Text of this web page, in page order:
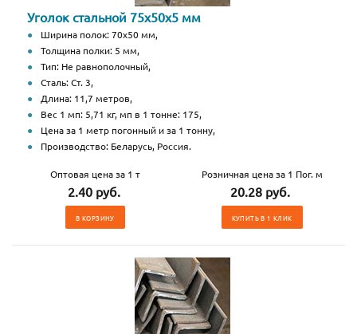
Уголок стальной 75х50х5 мм
Ширина полок: 70х50 мм,
Толщина полки: 5 мм,
Тип: Не равнополочный,
Сталь: Ст. 3,
Длина: 11,7 метров,
Вес 1 мп: 5,71 кг, мп в 1 тонне: 175,
Цена за 1 метр погонный и за 1 тонну,
Производство: Беларусь, Россия.
Оптовая цена за 1 т
2.40 руб.
В КОРЗИНУ
Розничная цена за 1 Пог. м
20.28 руб.
КУПИТЬ В 1 КЛИК